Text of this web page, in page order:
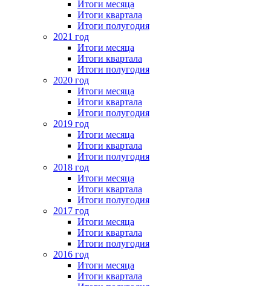
Итоги месяца
Итоги квартала
Итоги полугодия
2021 год
Итоги месяца
Итоги квартала
Итоги полугодия
2020 год
Итоги месяца
Итоги квартала
Итоги полугодия
2019 год
Итоги месяца
Итоги квартала
Итоги полугодия
2018 год
Итоги месяца
Итоги квартала
Итоги полугодия
2017 год
Итоги месяца
Итоги квартала
Итоги полугодия
2016 год
Итоги месяца
Итоги квартала